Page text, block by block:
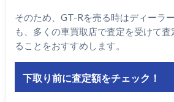
そのため、GT-Rを売る時はディーラ
も、多くの車買取店で査定を受けて
ることをおすすめします。
下取り前に査定額をチェック！